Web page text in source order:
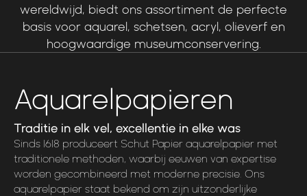
wereldwijd, biedt ons assortiment de perfecte
basis voor aquarel, schetsen, acryl, olieverf en
hoogwaardige museumconservering.
Aquarelpapieren
Traditie in elk vel, excellentie in elke was
Sinds 1618 produceert Schut Papier aquarelpapier met
traditionele methoden, waarbij eeuwen van expertise
worden gecombineerd met moderne precisie. Ons
aquarelpapier staat bekend om zijn uitzonderlijke